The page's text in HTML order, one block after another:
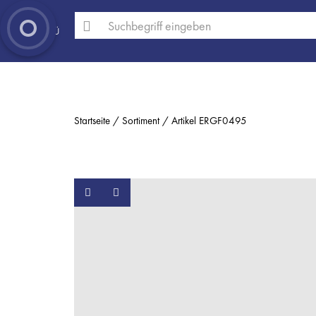
MENÜ
Startseite Sortiment Artikel ERGF0495